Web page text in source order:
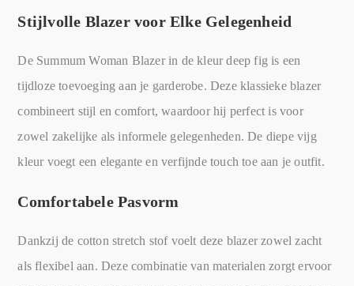
Stijlvolle Blazer voor Elke Gelegenheid
De Summum Woman Blazer in de kleur deep fig is een
tijdloze toevoeging aan je garderobe. Deze klassieke blazer
combineert stijl en comfort, waardoor hij perfect is voor
zowel zakelijke als informele gelegenheden. De diepe vijg
kleur voegt een elegante en verfijnde touch toe aan je outfit.
Comfortabele Pasvorm
Dankzij de cotton stretch stof voelt deze blazer zowel zacht
als flexibel aan. Deze combinatie van materialen zorgt ervoor